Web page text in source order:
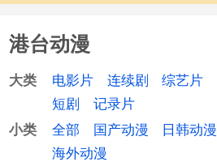
雅仁,陽向葵ゅか,柚
藤静
港台动漫
大类 电影片 连续剧 综艺片
短剧
记录片
小类
全部 国产动漫 日韩动漫
海外动漫